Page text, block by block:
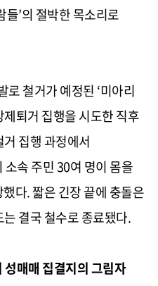
들’의 절박한 목소리로
로 철거가 예정된 ‘미아리
퇴거 집행을 시도한 직후
집행 과정에서
속 주민 30여 명이 몸을
다. 짧은 긴장 끝에 충돌은
결국 철수로 종료됐다.
매매 집결지의 그림자